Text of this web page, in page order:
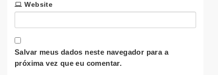
Website
Salvar meus dados neste navegador para a
próxima vez que eu comentar.